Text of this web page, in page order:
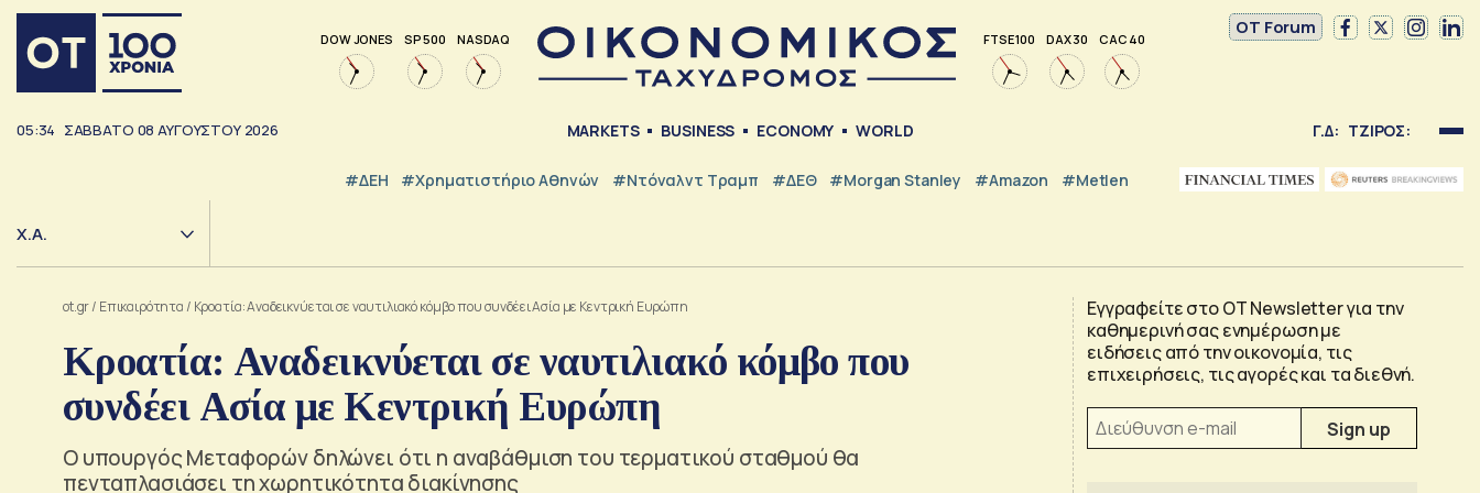
DOW JONES SP 500 NASDAQ FTSE 100 DAX 30 CAC 40
OT Forum
05:34 ΣΑΒΒΑΤΟ 08 ΑΥΓΟΥΣΤΟΥ 2026 MARKETS BUSINESS ECONOMY WORLD Γ.Δ: ΤΖΙΡΟΣ:
#ΔΕΗ #Χρηματιστήριο Αθηνών #Ντόναλντ Τραμπ #ΔΕΘ #Morgan Stanley #Amazon #Metlen
Χ.Α.
ot.gr/ Επικαιρότητα / Κροατία: Αναδεικνύεται σε ναυτιλιακό κόμβο που συνδέει Ασία με Κεντρική Ευρώπη
Κροατία: Αναδεικνύεται σε ναυτιλιακό κόμβο που
συνδέει Ασία με Κεντρική Ευρώπη
Ο υπουργός Μεταφορών δηλώνει ότι η αναβάθμιση του τερματικού σταθμού θα
πενταπλασιάσει τη χωρητικότητα διακίνησης
Εγγραφείτε στο OT Newsletter για την
καθημερινή σας ενημέρωση με
ειδήσεις από την οικονομία, τις
επιχειρήσεις, τις αγορές και τα διεθνή.